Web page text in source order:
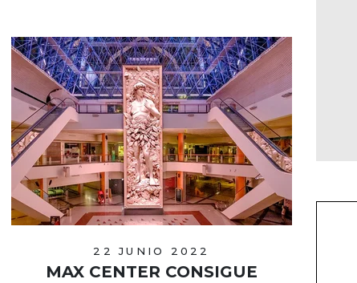
22 JUNIO 2022
MAX CENTER CONSIGUE